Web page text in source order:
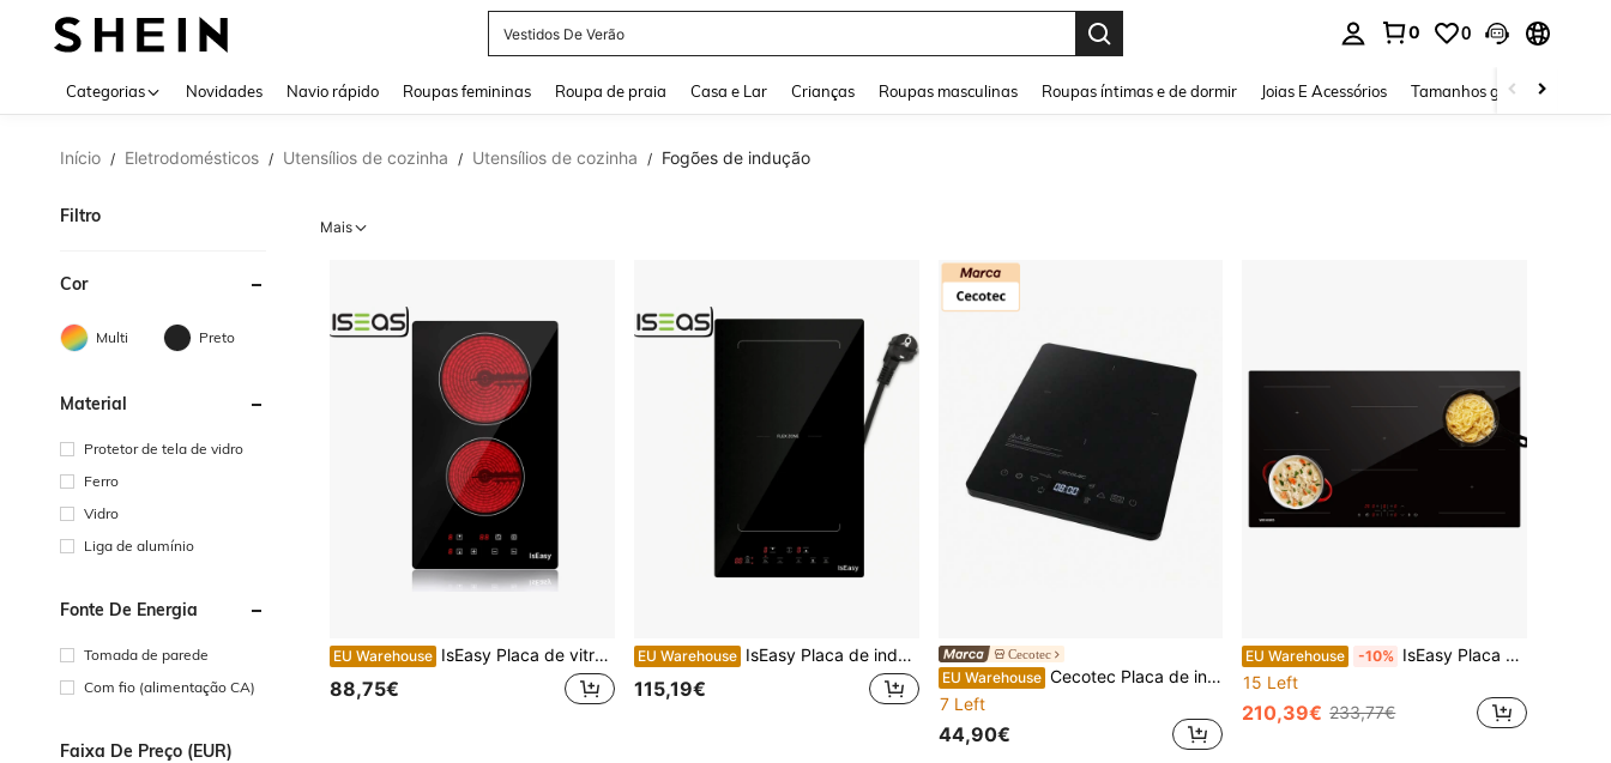
Vestidos De Verão
0 0
Categorias Novidades Navio rápido Roupas femininas Roupa de praia Casa e Lar Crianças Roupas masculinas Roupas íntimas e de dormir Joias E Acessórios Tamanhos grandes
Início / Eletrodomésticos / Utensílios de cozinha / Utensílios de cozinha / Fogões de indução
Filtro
Cor
Multi Preto
Material
Protetor de tela de vidro
Ferro
Vidro
Liga de alumínio
Fonte De Energia
Tomada de parede
Com fio (alimentação CA)
Faixa De Preço (EUR)
Mais
EU Warehouse IsEasy Placa de vitrocerâmica 2 placas Temporizador sem moldura Controlo tátil Integrado Preto 3000W
88,75€
EU Warehouse IsEasy Placa de indução 30 cm 2 placas vidro cerâmica Placa de indução incorporada Temporizador 3400W
115,19€
Cecotec
EU Warehouse Cecotec Placa de indução Full Crystal Onyx Ctec - ✅Entrega 24/72h
7 Left
44,90€
EU Warehouse -10% IsEasy Placa de indução, 5 placas com amplificador de potência, 5 zonas integradas, 9 níveis de potência, placa de indução 90 cm (8600 W), 220-240 V
15 Left
210,39€ 233,77€